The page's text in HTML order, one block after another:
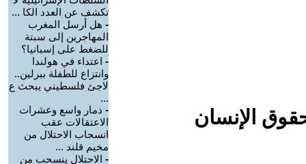
الإنسان
تكشف عن العدد الكا ...
- هل أرسل المغرب
المهاجرين إلى سبتة
للضغط على إسبانيا؟
- اعتداء في هولندا
وانتزاع للطفلة ببرلين..
لاجئ فلسطيني يبحث ع
...
- دمار واسع وعشرات
الاعتقالات عقب
انسحاب الاحتلال من
مخيم قلند ...
- الاحتلال ينسحب من